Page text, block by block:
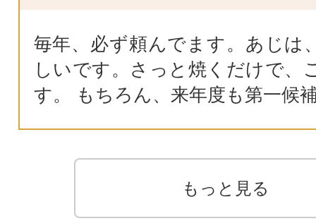
毎年、必ず頼んでます。あじは
しいです。さっと焼くだけで、
す。 もちろん、来年度も第一候
もっと見る